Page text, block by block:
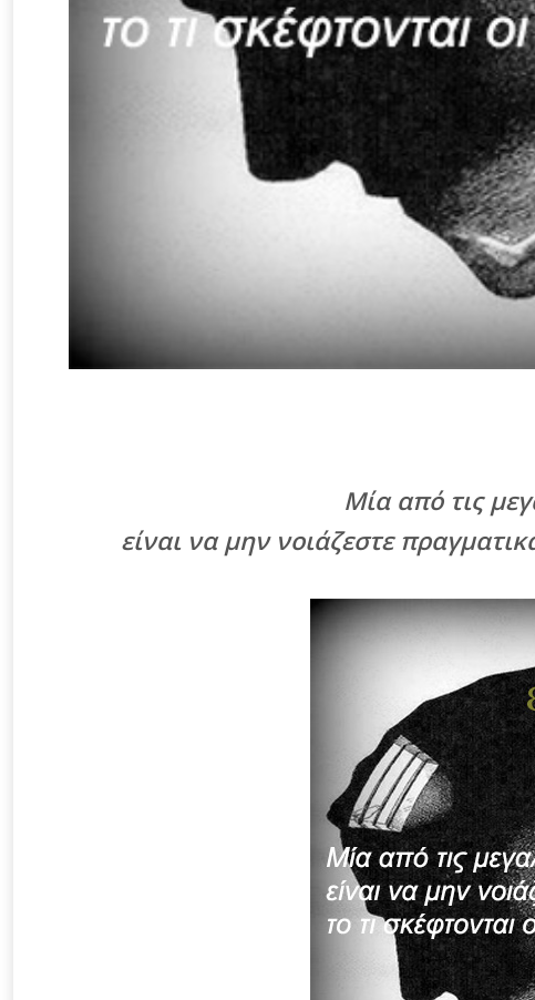
Μία από τις
είναι να μην νοιάζεστε